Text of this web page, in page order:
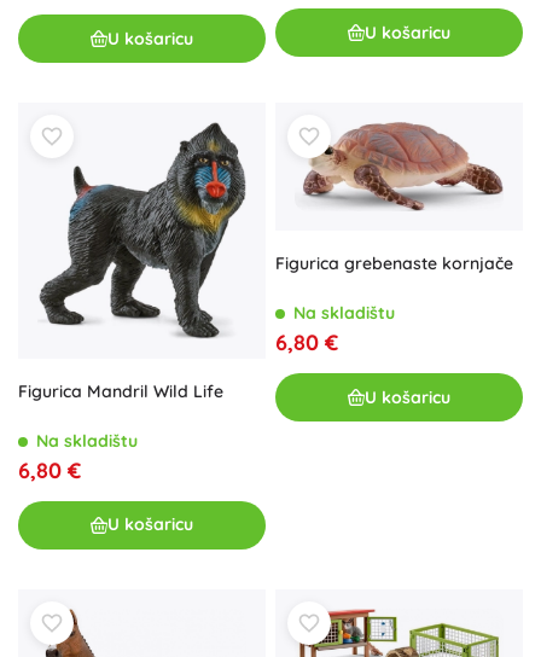
U košaricu U košaricu
Figurica Mandril Wild Life
Na skladištu
6,80 €
U košaricu
Figurica grebenaste kornjače
Na skladištu
6,80 €
U košaricu